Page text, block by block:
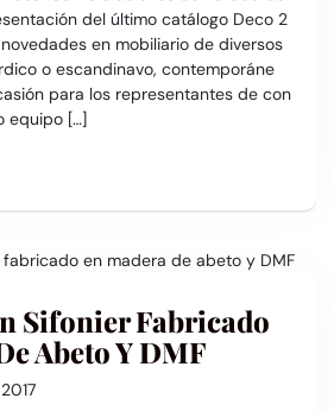
del último catálogo Deco 2
en mobiliario de diversos
o escandinavo, contemporáne
para los representantes de con
equipo […]
Sifonier Fabricado
Abeto Y DMF